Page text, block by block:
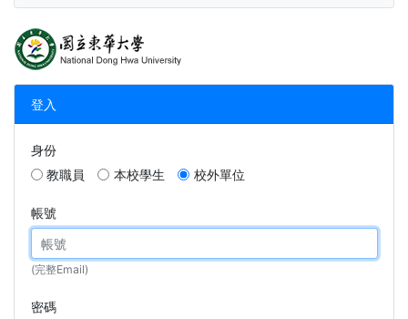
登入
身份
教職員
本校學生 校外單位
帳號
(完整Email)
密碼